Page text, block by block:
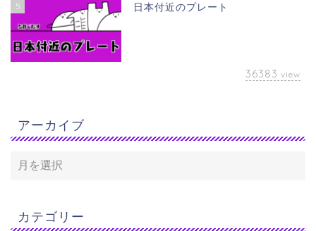
5 日本付近のプレート
36383 view
アーカイブ
カテゴリー